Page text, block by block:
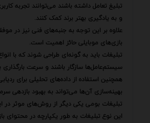
تبلیغ تعامل داشته باشند می‌توانند تجربه
و به یادگیری بهتر برند کمک کنند.
علاوه بر این توجه به جنبه‌های فنی نیز در
بازی‌های موبایلی حائز اهمیت است.
تبلیغات باید به گونه‌ای طراحی شوند که با
سیستم‌عامل‌ها سازگار باشند و سرعت بارگذاری
همچنین استفاده از داده‌های تحلیلی برای
بهینه‌سازی آن‌ها می‌تواند به بهبود بازدهی
تبلیغات بومی یکی دیگر از روش‌های موثر در
این نوع تبلیغات به طور یکپارچه در محتوای